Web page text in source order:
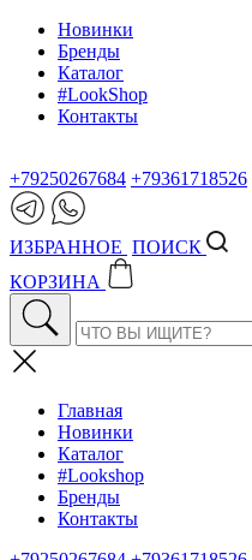
Новинки
Бренды
Каталог
#LookShop
Контакты
+79250267684 +79361718526
ИЗБРАННОЕ ПОИСК
КОРЗИНА
Главная
Новинки
Каталог
#Lookshop
Бренды
Контакты